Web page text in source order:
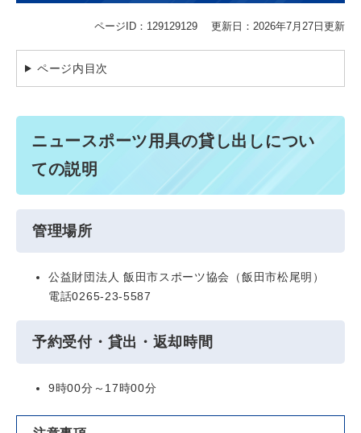
ページID：129129129 更新日：2026年7月27日更新
ページ内目次
ニュースポーツ用具の貸し出しについ
ての説明
管理場所
公益財団法人 飯田市スポーツ協会（飯田市松尾明）
電話0265-23-5587
予約受付・貸出・返却時間
9時00分～17時00分